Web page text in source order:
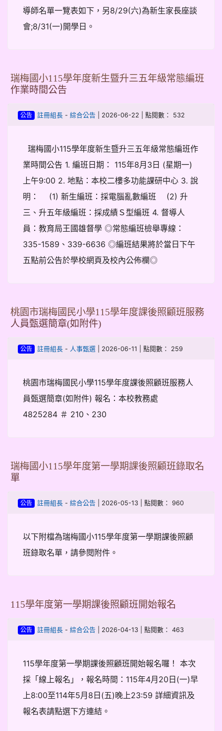
導師名單一覽表如下，另8/29(六)為新生家長座談
會;8/31(一)開學日。
瑞梅國小115學年度新生暨升三五年級常態編班
作業時間公告
公告 註冊組長- 綜合公告 | 2026-06-22 | 點閱數： 532
瑞梅國小115學年度新生暨升三五年級常態編班作
業時間公告 1. 編班日期： 115年8月3日 (星期一)
上午9:00 2. 地點：本校二樓多功能課研中心 3. 說
明： (1) 新生編班：採電腦亂數編班 (2) 升
三、升五年級編班：採成績Ｓ型編班 4. 督導人
員：教育局王國雄督學 ◎常態編班檢舉專線：
335-1589、339-6636 ◎編班結果將於當日下午
五點前公告於學校網頁及校內公佈欄◎
桃園市瑞梅國民小學115學年度課後照顧班服務
人員甄選簡章(如附件)
公告 註冊組長- 人事甄選| 2026-06-11 | 點閱數： 259
桃園市瑞梅國民小學115學年度課後照顧班服務人
員甄選簡章(如附件) 報名：本校教務處
4825284 ＃ 210、230
瑞梅國小115學年度第一學期課後照顧班錄取名
單
公告 註冊組長- 綜合公告 | 2026-05-13 | 點閱數： 960
以下附檔為瑞梅國小115學年度第一學期課後照顧
班錄取名單，請參閱附件。
115學年度第一學期課後照顧班開始報名
公告 註冊組長- 綜合公告 | 2026-04-13 | 點閱數： 463
115學年度第一學期課後照顧班開始報名囉！ 本次
採「線上報名」，報名時間：115年4月20日(一)早
上8:00至114年5月8日(五)晚上23:59 詳細資訊及
報名表請點選下方連結。